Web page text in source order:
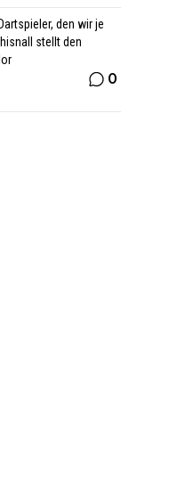
den wir je
stellt den
0